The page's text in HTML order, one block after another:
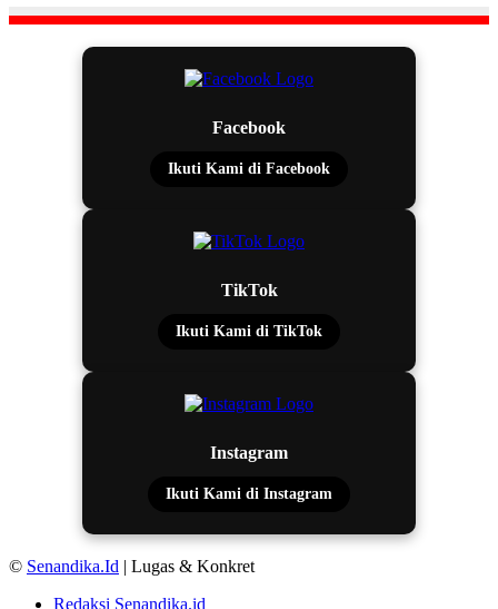
Facebook
Ikuti Kami di Facebook
TikTok
Ikuti Kami di TikTok
Instagram
Ikuti Kami di Instagram
© Senandika.Id | Lugas & Konkret
Redaksi Senandika.id